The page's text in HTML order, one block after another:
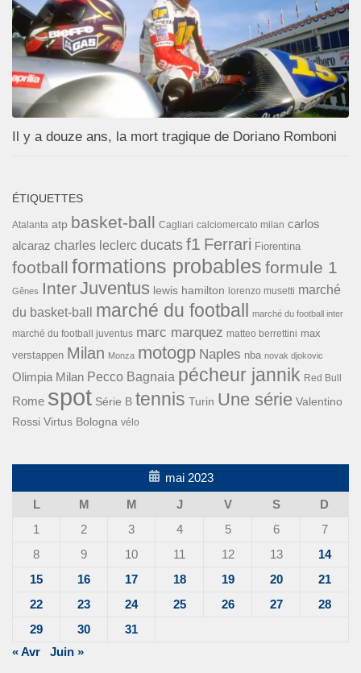
Il y a douze ans, la mort tragique de Doriano Romboni
ÉTIQUETTES
Atalanta atp basket-ball Cagliari calciomercato milan carlos
alcaraz charles leclerc ducats f1 Ferrari Fiorentina
football formations probables formule 1
Gênes InterJuventus lewis hamilton lorenzo musetti marché
du basket-ball
marché du football marché du football inter
marché du football juventus marc marquez matteo berrettini max
verstappen Milan Monza motogp Naples nba novak djokovic
Olimpia Milan Pecco Bagnaia pécheur jannik Red Bull
Rome spot Série B tennis Turin Une série Valentino
Rossi Virtus Bologna vélo
mai 2023
L
M M J V S
D
1
2 3 4 5 6
7
8
9 10 11 12 13
14
15
16 17 18 19 20
21
22
23 24 25 26 27
28
29
30
31
« Avr
Juin »